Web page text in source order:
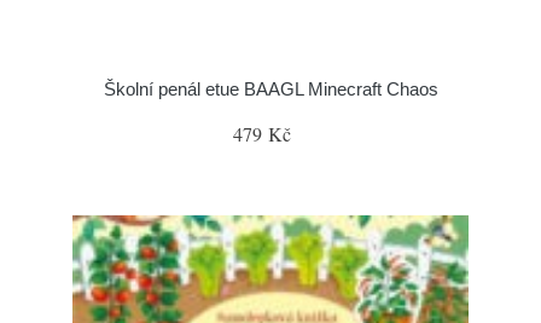
Školní penál etue BAAGL Minecraft Chaos
479 Kč